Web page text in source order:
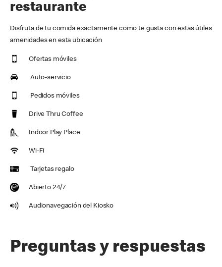
restaurante
Disfruta de tu comida exactamente como te gusta con estas útiles
amenidades en esta ubicación
Ofertas móviles
Auto-servicio
Pedidos móviles
Drive Thru Coffee
Indoor Play Place
Wi-Fi
Tarjetas regalo
Abierto 24/7
Audionavegación del Kiosko
Preguntas y respuestas